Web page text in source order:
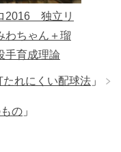
2016 独立リ
ちゃん＋瑠
手育成理論
れにくい配球法 」
の 」